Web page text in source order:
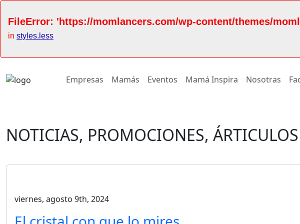
FileError: 'https://momlancers.com/wp-content/themes/
in styles.less
Empresas Mamás Eventos Mamá Inspira Nosotras
NOTICIAS, PROMOCIONES, ÁRTICULOS
viernes, agosto 9th, 2024